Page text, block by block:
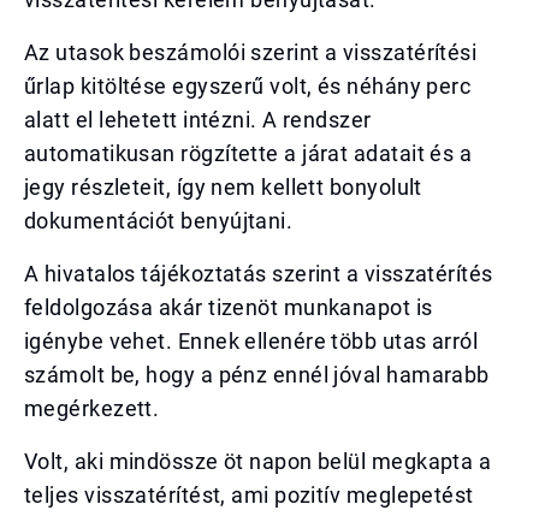
Az utasok beszámolói szerint a visszatérítési
űrlap kitöltése egyszerű volt, és néhány perc
alatt el lehetett intézni. A rendszer
automatikusan rögzítette a járat adatait és a
jegy részleteit, így nem kellett bonyolult
dokumentációt benyújtani.
A hivatalos tájékoztatás szerint a visszatérítés
feldolgozása akár tizenöt munkanapot is
igénybe vehet. Ennek ellenére több utas arról
számolt be, hogy a pénz ennél jóval hamarabb
megérkezett.
Volt, aki mindössze öt napon belül megkapta a
teljes visszatérítést, ami pozitív meglepetést